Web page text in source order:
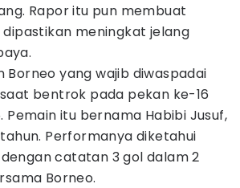
Rapor itu pun membuat
meningkat jelang
Borneo yang wajib diwaspadai
bentrok pada pekan ke-16
Pemain itu bernama Habibi Jusuf,
Performanya diketahui
catatan 3 gol dalam 2
Borneo.